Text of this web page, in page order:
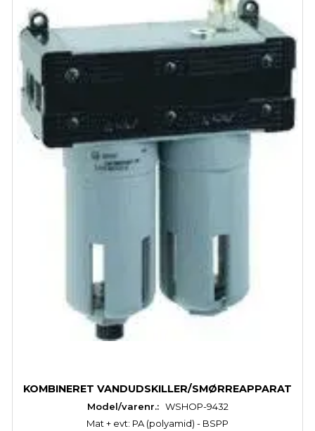
KOMBINERET VANDUDSKILLER/SMØRREAPPARAT
Model/varenr.: WSHOP-9432
Mat + evt: PA (polyamid) - BSPP